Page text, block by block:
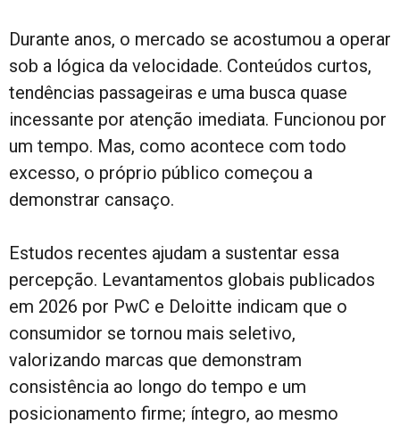
Durante anos, o mercado se acostumou a operar
sob a lógica da velocidade. Conteúdos curtos,
tendências passageiras e uma busca quase
incessante por atenção imediata. Funcionou por
um tempo. Mas, como acontece com todo
excesso, o próprio público começou a
demonstrar cansaço.
Estudos recentes ajudam a sustentar essa
percepção. Levantamentos globais publicados
em 2026 por PwC e Deloitte indicam que o
consumidor se tornou mais seletivo,
valorizando marcas que demonstram
consistência ao longo do tempo e um
posicionamento firme; íntegro, ao mesmo